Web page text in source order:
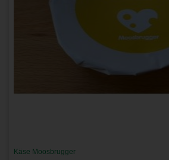
Käse Moosbrugger